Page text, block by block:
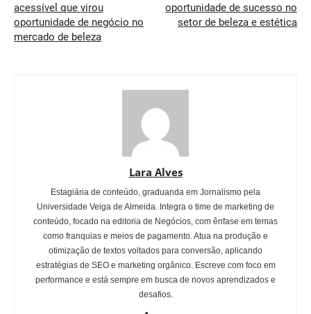
acessível que virou
oportunidade de negócio no
mercado de beleza
oportunidade de sucesso no
setor de beleza e estética
Lara Alves
Estagiária de conteúdo, graduanda em Jornalismo pela
Universidade Veiga de Almeida. Integra o time de marketing de
conteúdo, focado na editoria de Negócios, com ênfase em temas
como franquias e meios de pagamento. Atua na produção e
otimização de textos voltados para conversão, aplicando
estratégias de SEO e marketing orgânico. Escreve com foco em
performance e está sempre em busca de novos aprendizados e
desafios.